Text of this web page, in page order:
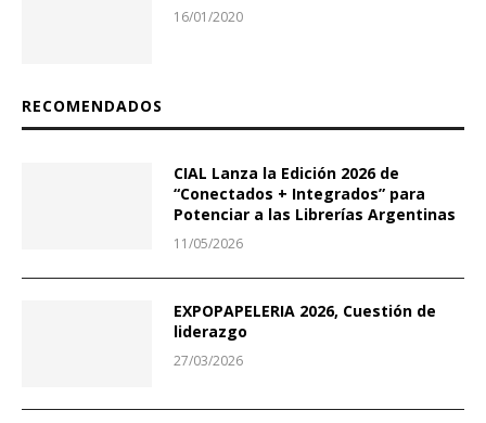
16/01/2020
RECOMENDADOS
CIAL Lanza la Edición 2026 de
“Conectados + Integrados” para
Potenciar a las Librerías Argentinas
11/05/2026
EXPOPAPELERIA 2026, Cuestión de
liderazgo
27/03/2026